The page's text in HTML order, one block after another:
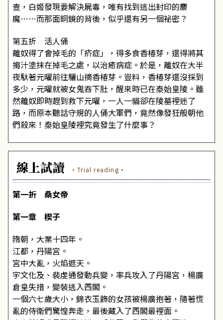
查，白姬發現要解決屍毒，唯有找到逃出封印的麖
魔……而那面銅鏡的背後，似乎還有另一個祕密？
第五折 活人俑
離奴得了會掉毛的「疥症」，得多食香椿芽，還得將其
搗汁塗抹在掉毛之處，以治癒病症。於是，離奴在大半
夜馱著元曜前往驪山摘香椿芽。豈料，香椿芽還沒採到
多少，元曜就被女鬼吞下肚，醒來時已在秦始皇陵。雖
然離奴即時趕到救下元曜，一人一貓卻在陵墓裡迷了
路，而原本聽話守規的人俑大軍們，竟然像發狂般朝他
們殺來！秦始皇陵裡究竟發生了什麼事？
線上試讀 ·Trial reading·
第一折 桑女帝
第一章 楔子
隋朝，大業十四年。
江都，丹陽宮。
宮中大亂，火焰遮天。
宇文化及、裴虔通發動兵變，率兵攻入了丹陽宮，楊廣
倉皇失措，變裝逃入西閣。
一個六七歲大小，錦衣玉飾的女孩被楊廣抱著，隨著慌
亂的侍衛們驚惶奔走，最後藏入了西閣最裡面。